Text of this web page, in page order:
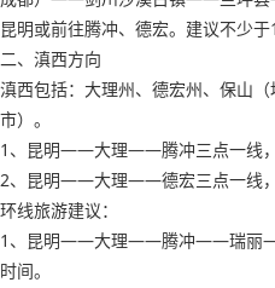
昆明或前往腾冲、德宏。建议不少于
二、滇西方向
滇西包括：大理州、德宏州、保山
市）。
1、昆明——大理——腾冲三点一线，
2、昆明——大理——德宏三点一线，
环线旅游建议：
1、昆明——大理——腾冲——瑞丽
时间。